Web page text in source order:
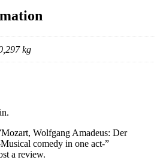
kg
Wolfgang Amadeus: Der
comedy in one act-”
a review.